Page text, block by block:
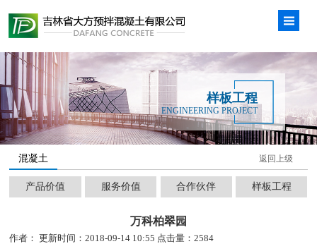
样板工程
ENGINEERING PROJECT
返回上级
混凝土
产品价值 服务价值 合作伙伴 样板工程
万科柏翠园
作者： 更新时间：2018-09-14 10:55 点击量：2584